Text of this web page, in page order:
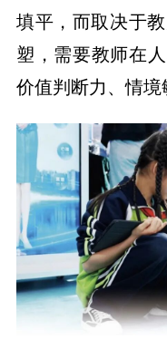
填平，而取决于
塑，需要教师在
价值判断力、情境